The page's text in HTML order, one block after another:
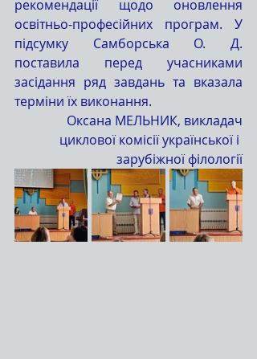
рекомендації щодо оновлення
освітньо-професійних програм. У
підсумку Самборська О. Д.
поставила перед учасниками
засідання ряд завдань та вказала
терміни їх виконання.
Оксана МЕЛЬНИК, викладач
циклової комісії української і
зарубіжної філології